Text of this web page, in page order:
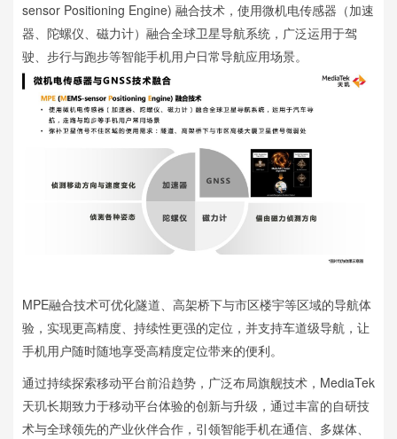
sensor Positioning Engine) 融合技术，使用微机电传感器（加速
器、陀螺仪、磁力计）融合全球卫星导航系统，广泛运用于驾
驶、步行与跑步等智能手机用户日常导航应用场景。
MPE融合技术可优化隧道、高架桥下与市区楼宇等区域的导航体
验，实现更高精度、持续性更强的定位，并支持车道级导航，让
手机用户随时随地享受高精度定位带来的便利。
通过持续探索移动平台前沿趋势，广泛布局旗舰技术，MediaTek
天玑长期致力于移动平台体验的创新与升级，通过丰富的自研技
术与全球领先的产业伙伴合作，引领智能手机在通信、多媒体、